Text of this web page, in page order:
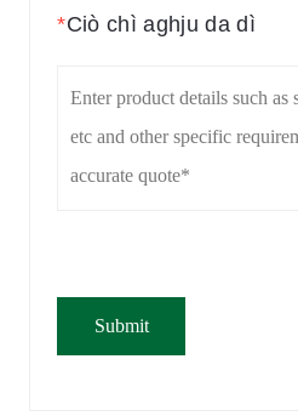
*Ciò chì aghju da dì